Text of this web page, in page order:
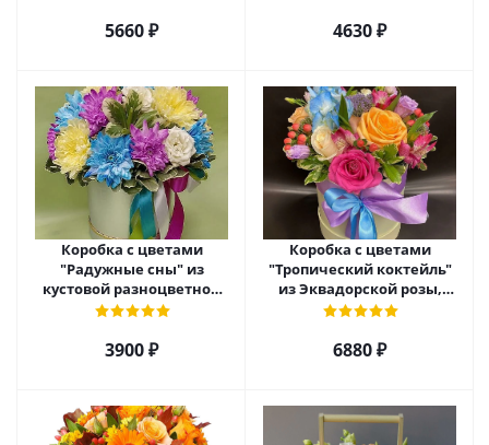
5660 ₽ 4630 ₽
Коробка с цветами
"Радужные сны" из
кустовой разноцветной
хризантемы арт. 22457
3900 ₽
Коробка с цветами
"Тропический коктейль"
из Эквадорской розы,
эустомы, альстромерии
6880 ₽